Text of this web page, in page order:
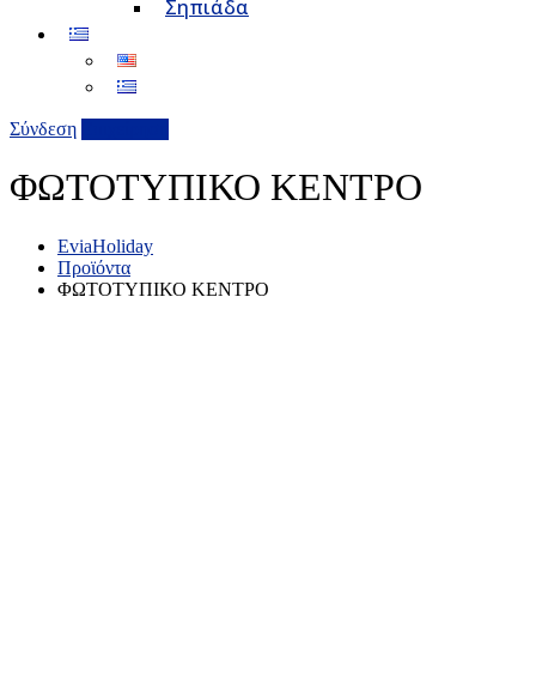
Σηπιάδα
Σύνδεση
ΦΩΤΟΤΥΠΙΚΟ ΚΕΝΤΡΟ
EviaHoliday
Προϊόντα
ΦΩΤΟΤΥΠΙΚΟ ΚΕΝΤΡΟ